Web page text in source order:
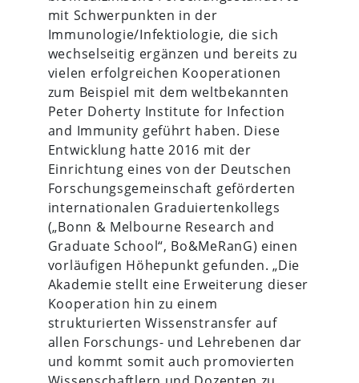
mit Schwerpunkten in der
Immunologie/Infektiologie, die sich
wechselseitig ergänzen und bereits zu
vielen erfolgreichen Kooperationen
zum Beispiel mit dem weltbekannten
Peter Doherty Institute for Infection
and Immunity geführt haben. Diese
Entwicklung hatte 2016 mit der
Einrichtung eines von der Deutschen
Forschungsgemeinschaft geförderten
internationalen Graduiertenkollegs
(„Bonn & Melbourne Research and
Graduate School“, Bo&MeRanG) einen
vorläufigen Höhepunkt gefunden. „Die
Akademie stellt eine Erweiterung dieser
Kooperation hin zu einem
strukturierten Wissenstransfer auf
allen Forschungs- und Lehrebenen dar
und kommt somit auch promovierten